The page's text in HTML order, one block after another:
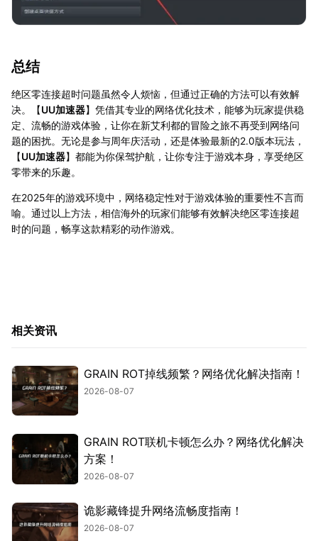
总结
绝区零连接超时问题虽然令人烦恼，但通过正确的方法可以有效解
决。【UU加速器】凭借其专业的网络优化技术，能够为玩家提供稳
定、流畅的游戏体验，让你在新艾利都的冒险之旅不再受到网络问
题的困扰。无论是参与周年庆活动，还是体验最新的2.0版本玩法，
【UU加速器】都能为你保驾护航，让你专注于游戏本身，享受绝区
零带来的乐趣。
在2025年的游戏环境中，网络稳定性对于游戏体验的重要性不言而
喻。通过以上方法，相信海外的玩家们能够有效解决绝区零连接超
时的问题，畅享这款精彩的动作游戏。
相关资讯
GRAIN ROT掉线频繁？网络优化解决指南！
2026-08-07
GRAIN ROT联机卡顿怎么办？网络优化解决
方案！
2026-08-07
诡影藏锋提升网络流畅度指南！
2026-08-07